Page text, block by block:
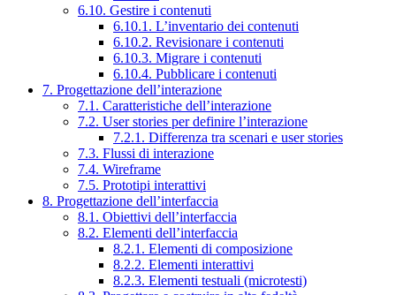
6.10. Gestire i contenuti
6.10.1. L’inventario dei contenuti
6.10.2. Revisionare i contenuti
6.10.3. Migrare i contenuti
6.10.4. Pubblicare i contenuti
7. Progettazione dell’interazione
7.1. Caratteristiche dell’interazione
7.2. User stories per definire l’interazione
7.2.1. Differenza tra scenari e user stories
7.3. Flussi di interazione
7.4. Wireframe
7.5. Prototipi interattivi
8. Progettazione dell’interfaccia
8.1. Obiettivi dell’interfaccia
8.2. Elementi dell’interfaccia
8.2.1. Elementi di composizione
8.2.2. Elementi interattivi
8.2.3. Elementi testuali (microtesti)